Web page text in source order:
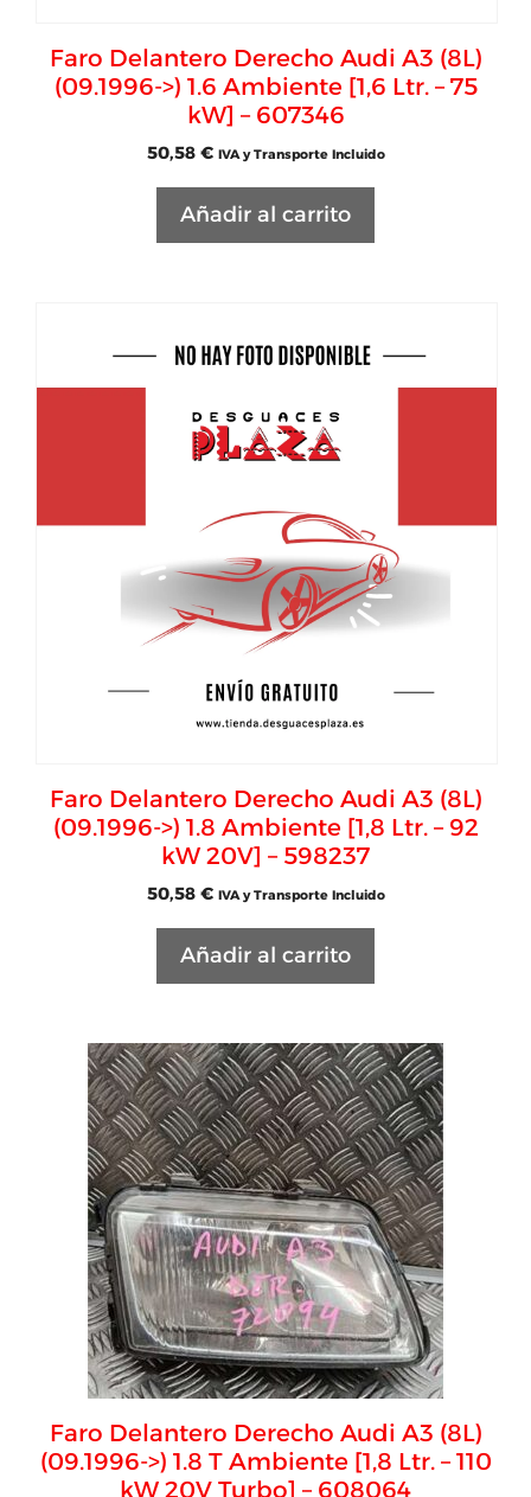
Faro Delantero Derecho Audi A3 (8L)
(09.1996->) 1.6 Ambiente [1,6 Ltr. – 75
kW] – 607346
50,58 € IVA y Transporte Incluido
Añadir al carrito
Faro Delantero Derecho Audi A3 (8L)
(09.1996->) 1.8 Ambiente [1,8 Ltr. – 92
kW 20V] – 598237
50,58 € IVA y Transporte Incluido
Añadir al carrito
Faro Delantero Derecho Audi A3 (8L)
(09.1996->) 1.8 T Ambiente [1,8 Ltr. – 110
kW 20V Turbo] – 608064